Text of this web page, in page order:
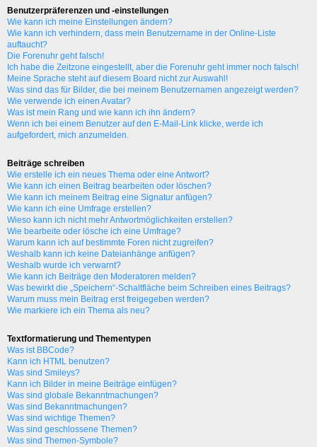
Benutzerpräferenzen und -einstellungen
Wie kann ich meine Einstellungen ändern?
Wie kann ich verhindern, dass mein Benutzername in der Online-Liste
auftaucht?
Die Forenuhr geht falsch!
Ich habe die Zeitzone eingestellt, aber die Forenuhr geht immer noch falsch!
Meine Sprache steht auf diesem Board nicht zur Auswahl!
Was sind das für Bilder, die bei meinem Benutzernamen angezeigt werden?
Wie verwende ich einen Avatar?
Was ist mein Rang und wie kann ich ihn ändern?
Wenn ich bei einem Benutzer auf den E-Mail-Link klicke, werde ich
aufgefordert, mich anzumelden.
Beiträge schreiben
Wie erstelle ich ein neues Thema oder eine Antwort?
Wie kann ich einen Beitrag bearbeiten oder löschen?
Wie kann ich meinem Beitrag eine Signatur anfügen?
Wie kann ich eine Umfrage erstellen?
Wieso kann ich nicht mehr Antwortmöglichkeiten erstellen?
Wie bearbeite oder lösche ich eine Umfrage?
Warum kann ich auf bestimmte Foren nicht zugreifen?
Weshalb kann ich keine Dateianhänge anfügen?
Weshalb wurde ich verwarnt?
Wie kann ich Beiträge den Moderatoren melden?
Was bewirkt die „Speichern“-Schaltfläche beim Schreiben eines Beitrags?
Warum muss mein Beitrag erst freigegeben werden?
Wie markiere ich ein Thema als neu?
Textformatierung und Thementypen
Was ist BBCode?
Kann ich HTML benutzen?
Was sind Smileys?
Kann ich Bilder in meine Beiträge einfügen?
Was sind globale Bekanntmachungen?
Was sind Bekanntmachungen?
Was sind wichtige Themen?
Was sind geschlossene Themen?
Was sind Themen-Symbole?